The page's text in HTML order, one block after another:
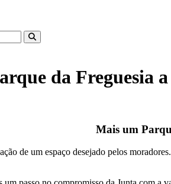
da Freguesia
Mais um
de um espaço desejado pelos